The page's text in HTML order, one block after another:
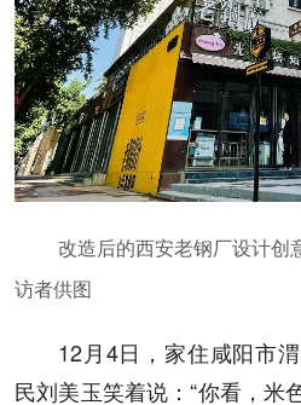
改造后的西安老钢厂设计创
访者供图
12月4日，家住咸阳市
民刘美玉笑着说：“你看，米